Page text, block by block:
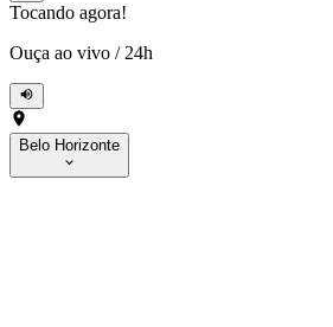
Tocando agora!
Ouça ao vivo / 24h
Belo Horizonte